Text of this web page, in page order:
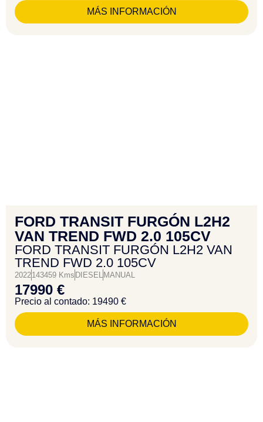
MÁS INFORMACIÓN
FORD TRANSIT FURGÓN L2H2
VAN TREND FWD 2.0 105CV
FORD TRANSIT FURGÓN L2H2 VAN
TREND FWD 2.0 105CV
2022143459 Kms DIESEL MANUAL
17990 €
Precio al contado: 19490 €
MÁS INFORMACIÓN